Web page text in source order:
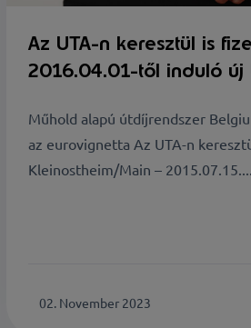
Az UTA-n keresztül is
2016.04.01-től induló
Műhold alapú útdíjrendszer
az eurovignetta Az UTA-n
Kleinostheim/Main – 2015.07.15....
02. November 2023